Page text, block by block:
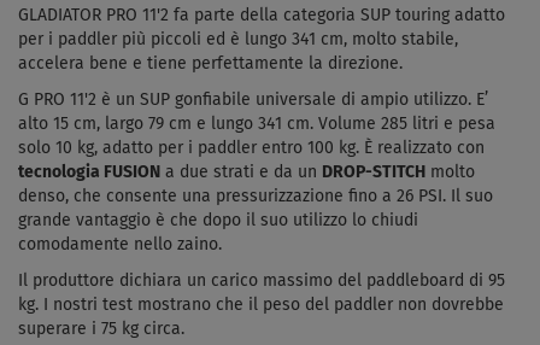
GLADIATOR PRO 11'2 fa parte della categoria SUP touring adatto
per i paddler più piccoli ed è lungo 341 cm, molto stabile,
accelera bene e tiene perfettamente la direzione.
G PRO 11'2 è un SUP gonfiabile universale di ampio utilizzo. E’
alto 15 cm, largo 79 cm e lungo 341 cm. Volume 285 litri e pesa
solo 10 kg, adatto per i paddler entro 100 kg. È realizzato con
tecnologia FUSION a due strati e da un DROP-STITCH molto
denso, che consente una pressurizzazione fino a 26 PSI.
Il suo
grande vantaggio è che dopo il suo utilizzo lo chiudi
comodamente nello zaino.
Il produttore dichiara un carico massimo del paddleboard di 95
kg. I nostri test mostrano che il peso del paddler non dovrebbe
superare i 75 kg circa.